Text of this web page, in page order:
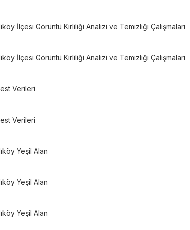
İlçesi Görüntü Kirliliği Analizi ve Temizliği Çalışmaları
İlçesi Görüntü Kirliliği Analizi ve Temizliği Çalışmaları
Verileri
Verileri
Yeşil Alan
Yeşil Alan
Yeşil Alan